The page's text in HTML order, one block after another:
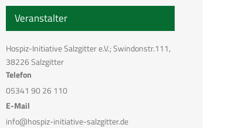
Veranstalter
Hospiz-Initiative Salzgitter e.V.; Swindonstr.111,
38226 Salzgitter
Telefon
05341 90 26 110
E-Mail
info@hospiz-initiative-salzgitter.de